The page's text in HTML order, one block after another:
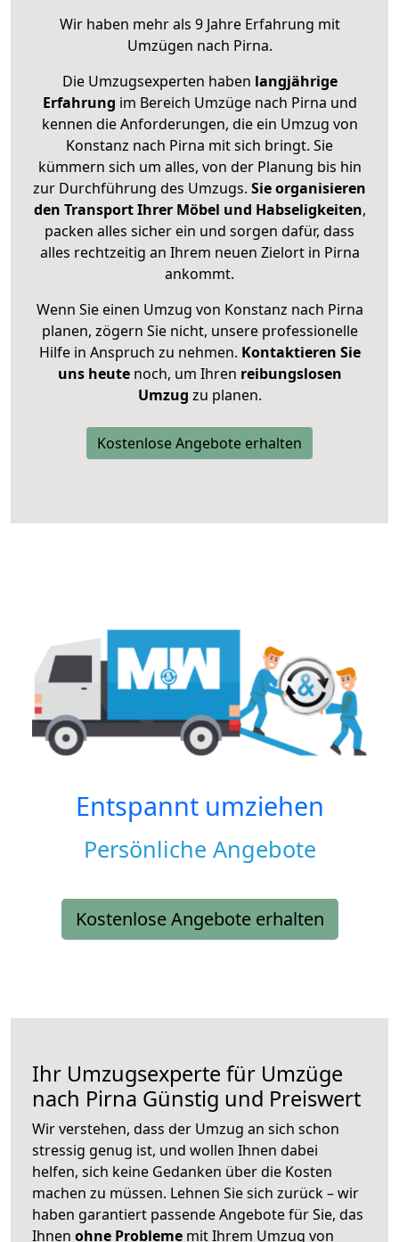
Wir haben mehr als 9 Jahre Erfahrung mit
Umzügen nach Pirna.
Die Umzugsexperten haben langjährige
Erfahrung im Bereich Umzüge nach Pirna und
kennen die Anforderungen, die ein Umzug von
Konstanz nach Pirna mit sich bringt. Sie
kümmern sich um alles, von der Planung bis hin
zur Durchführung des Umzugs. Sie organisieren
den Transport Ihrer Möbel und Habseligkeiten,
packen alles sicher ein und sorgen dafür, dass
alles rechtzeitig an Ihrem neuen Zielort in Pirna
ankommt.
Wenn Sie einen Umzug von Konstanz nach Pirna
planen, zögern Sie nicht, unsere professionelle
Hilfe in Anspruch zu nehmen. Kontaktieren Sie
uns heutenoch, um Ihren reibungslosen
Umzug zu planen.
Kostenlose Angebote erhalten
Entspannt umziehen
Persönliche Angebote
Kostenlose Angebote erhalten
Ihr Umzugsexperte für Umzüge
nach Pirna Günstig und Preiswert
Wir verstehen, dass der Umzug an sich schon
stressig genug ist, und wollen Ihnen dabei
helfen, sich keine Gedanken über die Kosten
machen zu müssen. Lehnen Sie sich zurück – wir
haben garantiert passende Angebote für Sie, das
Ihnen ohne Probleme mit Ihrem Umzug von